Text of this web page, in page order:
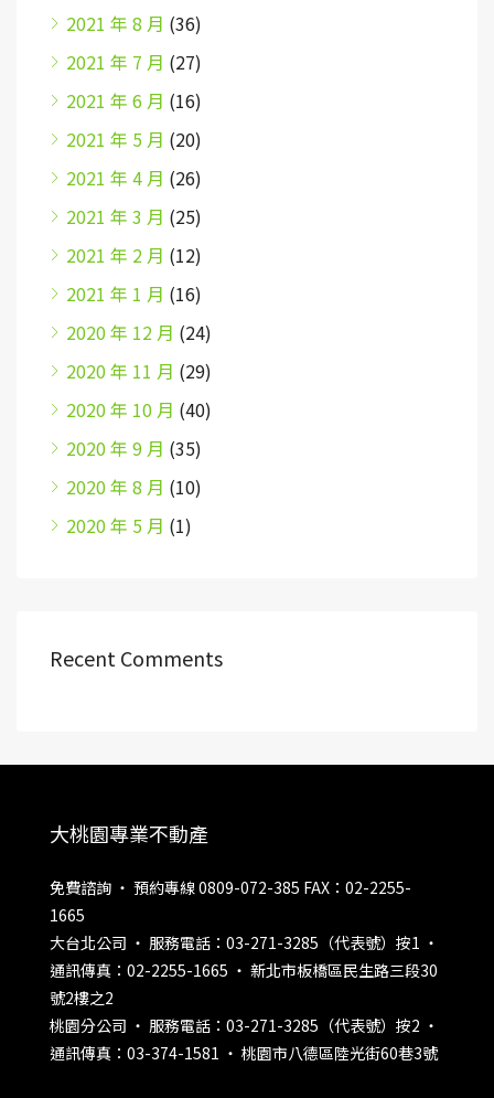
2021 年 8 月 (36)
2021 年 7 月 (27)
2021 年 6 月 (16)
2021 年 5 月 (20)
2021 年 4 月 (26)
2021 年 3 月 (25)
2021 年 2 月 (12)
2021 年 1 月 (16)
2020 年 12 月 (24)
2020 年 11 月 (29)
2020 年 10 月 (40)
2020 年 9 月 (35)
2020 年 8 月 (10)
2020 年 5 月 (1)
Recent Comments
大桃園專業不動產
免費諮詢 ‧ 預約專線 0809-072-385 FAX：02-2255-
1665
大台北公司 ‧ 服務電話：03-271-3285（代表號）按1 ‧
通訊傳真：02-2255-1665 ‧ 新北市板橋區民生路三段30
號2樓之2
桃園分公司 ‧ 服務電話：03-271-3285（代表號）按2 ‧
通訊傳真：03-374-1581 ‧ 桃園市八德區陸光街60巷3號